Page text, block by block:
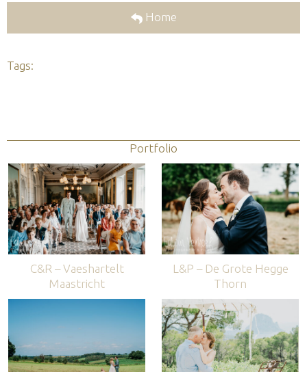
Home
Tags:
Portfolio
C&R – Vaeshartelt
Maastricht
L&P – De Grote Hegge
Thorn